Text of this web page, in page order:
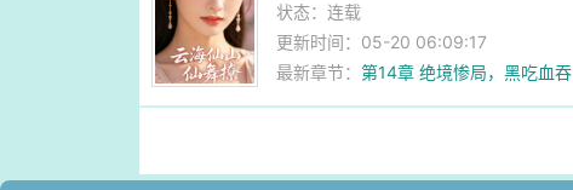
状态：连载
更新时间：05-20 06:09:17
最新章节：第14章 绝境惨局，黑吃血吞